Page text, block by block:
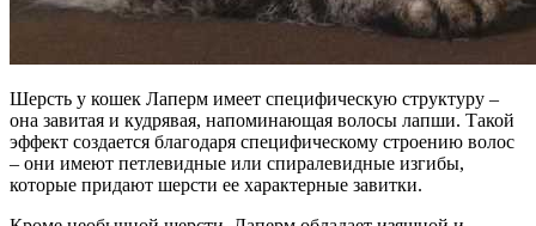
Шерсть у кошек Лаперм имеет специфическую структуру –
она завитая и кудрявая, напоминающая волосы лапши. Такой
эффект создается благодаря специфическому строению волос
– они имеют петлевидные или спиралевидные изгибы,
которые придают шерсти ее характерные завитки.